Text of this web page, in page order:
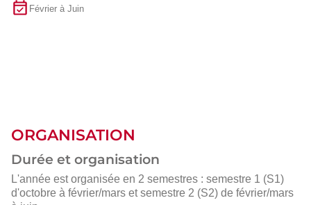
Février à Juin
ORGANISATION
Durée et organisation
L'année est organisée en 2 semestres : semestre 1 (S1)
d'octobre à février/mars et semestre 2 (S2) de février/mars